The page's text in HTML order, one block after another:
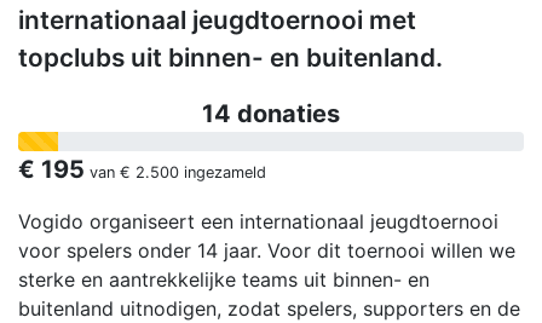
internationaal jeugdtoernooi met
topclubs uit binnen- en buitenland.
14 donaties
€ 195 van € 2.500 ingezameld
Vogido organiseert een internationaal jeugdtoernooi
voor spelers onder 14 jaar. Voor dit toernooi willen we
sterke en aantrekkelijke teams uit binnen- en
buitenland uitnodigen, zodat spelers, supporters en de